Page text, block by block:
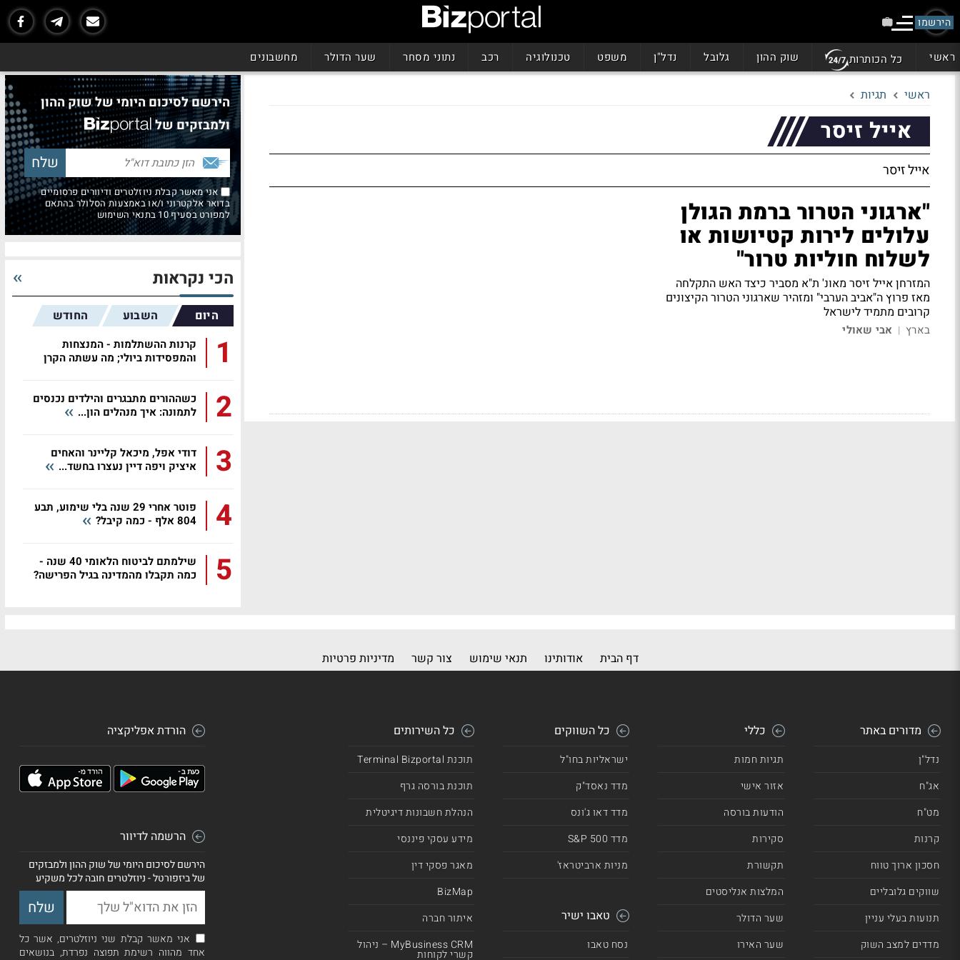
הירשמו
ראשי כל הכותרות שוק ההון גלובל נדל"ן משפט טכנולוגיה רכב נתוני מסחר שער הדולר מחשבונים
ראשי תגיות
אייל זיסר
אייל זיסר
"ארגוני הטרור ברמת הגולן
עלולים לירות קטיושות או
לשלוח חוליות טרור"
המזרחן אייל זיסר מאונ' ת"א מסביר כיצד האש התקלחה
מאז פרוץ ה"אביב הערבי" ומזהיר שארגוני הטרור הקיצונים
קרובים מתמיד לישראל
בארץ | אבי שאולי
הירשם לסיכום היומי של שוק ההון
ולמבזקים של
אני מאשר קבלת ניוזלטרים ודיוורים פרסומיים
בדואר אלקטרוני ו/או באמצעות הסלולר בהתאם
למפורט בסעיף 10 בתנאי השימוש
הכי נקראות
היום השבוע החודש
1
קרנות ההשתלמות - המנצחות
והמפסידות ביולי; מה עשתה הקרן
2
כשההורים מתבגרים והילדים נכנסים
לתמונה: איך מנהלים הון...
3
דודי אפל, מיכאל קליינר והאחים
איציק ויפה דיין נעצרו בחשד...
4
פוטר אחרי 29 שנה בלי שימוע, תבע
804 אלף - כמה קיבל?
5
שילמתם לביטוח הלאומי 40 שנה -
כמה תקבלו מהמדינה בגיל הפרישה?
דף הבית אודותינו תנאי שימוש צור קשר מדיניות פרטיות
מדורים באתר
נדל"ן
אג"ח
מט"ח
קרנות
חסכון ארוך טווח
שווקים גלובליים
תנועות בעלי עניין
מדדים למצב השוק
כללי
תגיות חמות
אזור אישי
הודעות בורסה
סקירות
תקשורת
המלצות אנליסטים
שער הדולר
שער האירו
כל השווקים
ישראליות בחו"ל
מדד נאסד"ק
מדד דאו ג'ונס
מדד 500 S&P
מניות ארביטראז'
טאבו ישיר
נסח טאבו
כל השירותים
תוכנת Terminal Bizportal
תוכנת בורסה גרף
הנהלת חשבונות דיגיטלית
מידע עסקי פיננסי
מאגר פסקי דין
BizMap
איתור חברה
MyBusiness CRM – ניהול
קשרי לקוחות
הורדת אפליקציה
הרשמה לדיוור
הירשם לסיכום היומי של שוק ההון ולמבזקים
של ביזפורטל - ניוזלטרים חובה לכל משקיע
אני מאשר קבלת שני ניוזלטרים, אשר כל
אחד מהווה רשימת תפוצה נפרדת, בנושאים